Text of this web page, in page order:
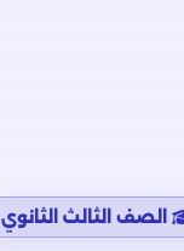
الصف الثالث الثانوي